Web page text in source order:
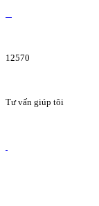
12570
Tư vấn giúp tôi